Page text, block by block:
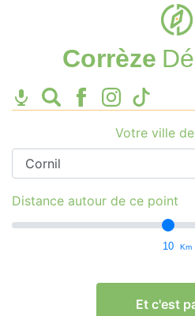
Corrèze
Votre ville
Distance autour de ce point
10 Km
Et c'est